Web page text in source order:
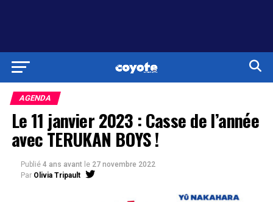
AGENDA
Le 11 janvier 2023 : Casse de l’année
avec TERUKAN BOYS !
Publié 4 ans avant le 27 novembre 2022
Par Olivia Tripault